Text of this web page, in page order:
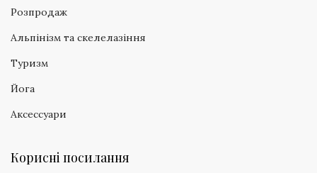
Розпродаж
Альпінізм та скелелазіння
Туризм
Йога
Аксессуари
Корисні посилання